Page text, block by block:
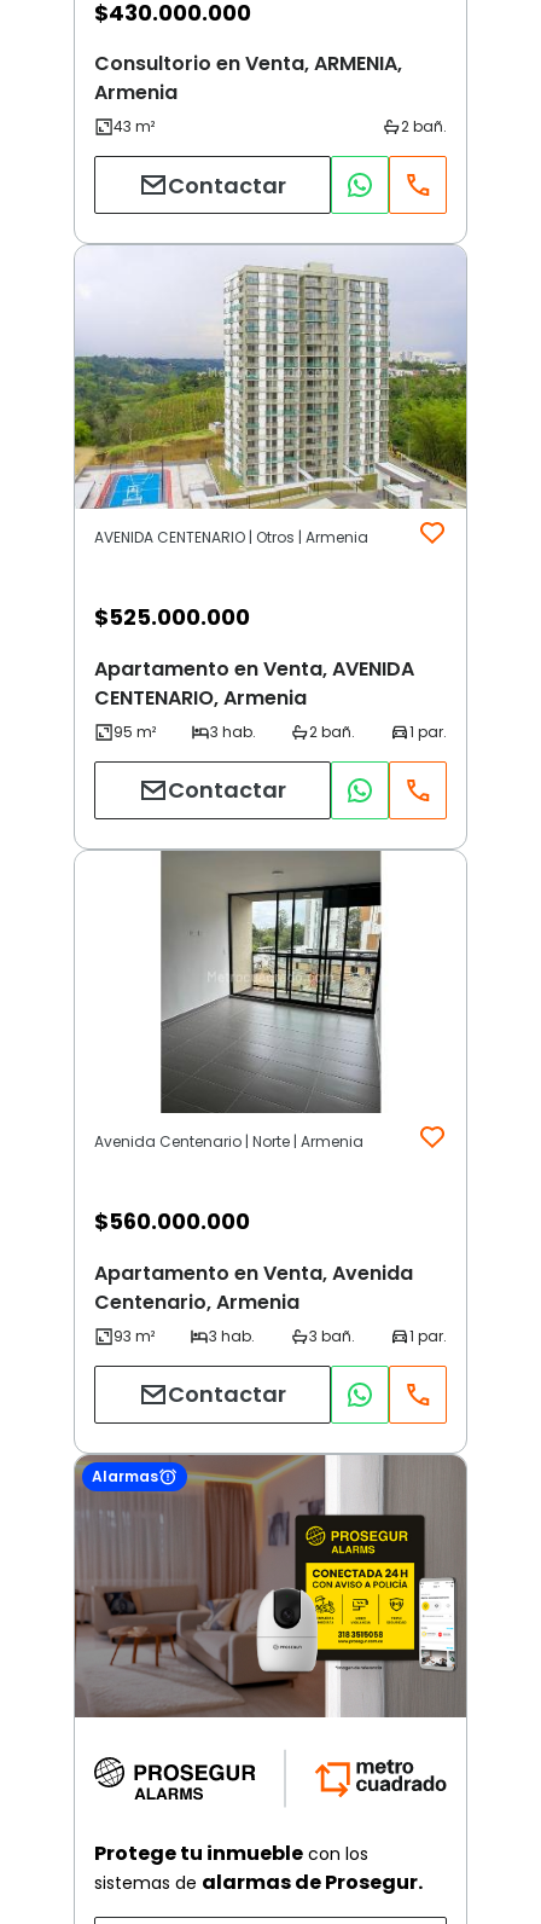
$430.000.000
Consultorio en Venta, ARMENIA,
Armenia
Contactar
AVENIDA CENTENARIO | Otros | Armenia
$525.000.000
Apartamento en Venta, AVENIDA
CENTENARIO, Armenia
Contactar
Avenida Centenario | Norte | Armenia
$560.000.000
Apartamento en Venta, Avenida
Centenario, Armenia
Contactar
Alarmas
Protege tu inmueble con los
sistemas de alarmas de Prosegur.